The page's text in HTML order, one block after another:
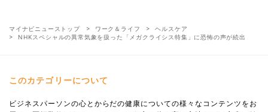
マイナビニューストップ ワーク＆ライフ
ヘルスケア
NHKスペシャルの異常気象を扱った「メガクライシス特集」に恐怖の声が続出
このカテゴリーについて
ビジネスパーソンの心とからだの健康についての様々なコンテンツをお